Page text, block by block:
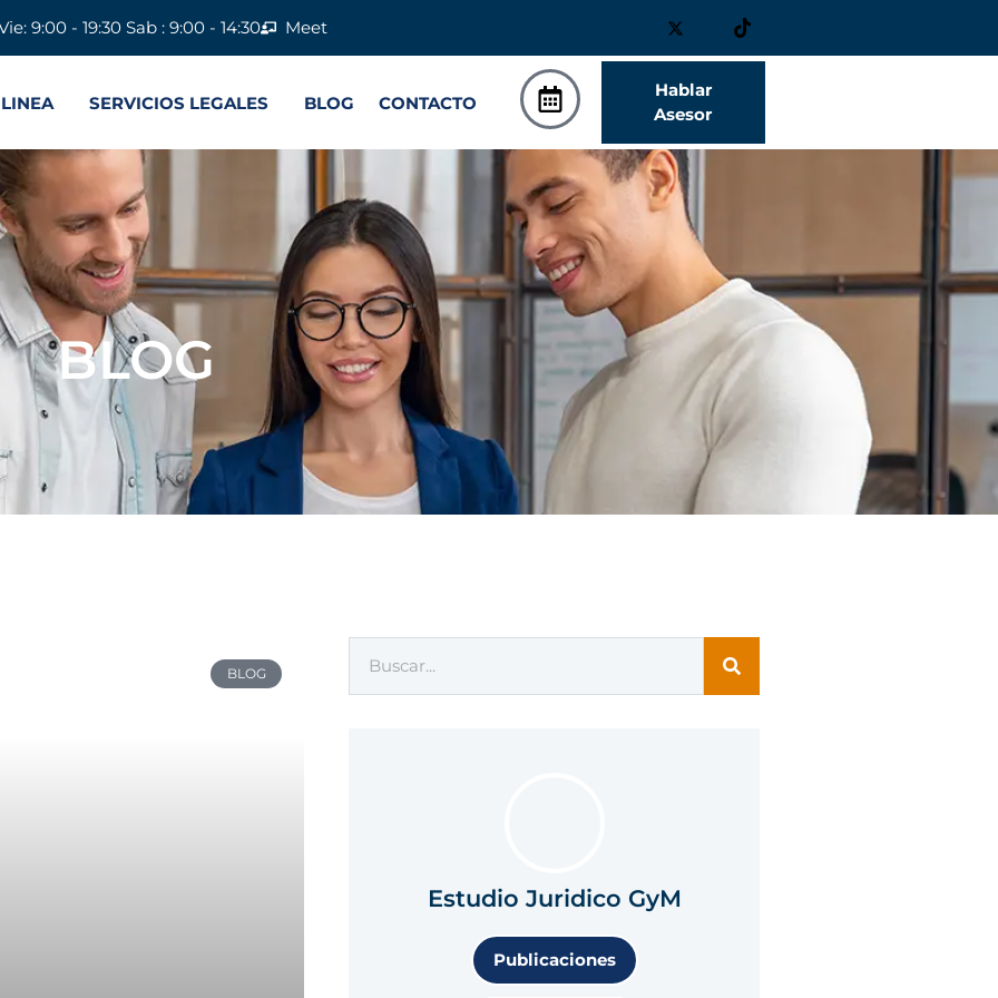
9:00 - 19:30 Sab : 9:00 - 14:30 Meet
SERVICIOS LEGALES BLOG CONTACTO
Hablar
Asesor
BLOG
BLOG
Estudio Juridico GyM
Publicaciones